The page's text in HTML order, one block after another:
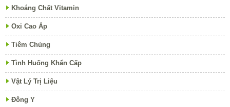
Khoáng Chất Vitamin
Oxi Cao Áp
Tiêm Chủng
Tình Huống Khẩn Cấp
Vật Lý Trị Liệu
Đông Y